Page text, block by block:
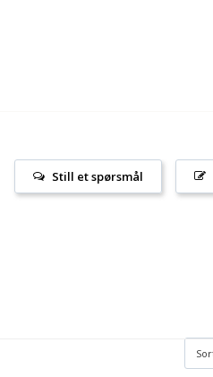
Still et spørsmål